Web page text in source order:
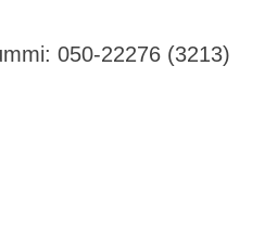
050-22276 (3213)